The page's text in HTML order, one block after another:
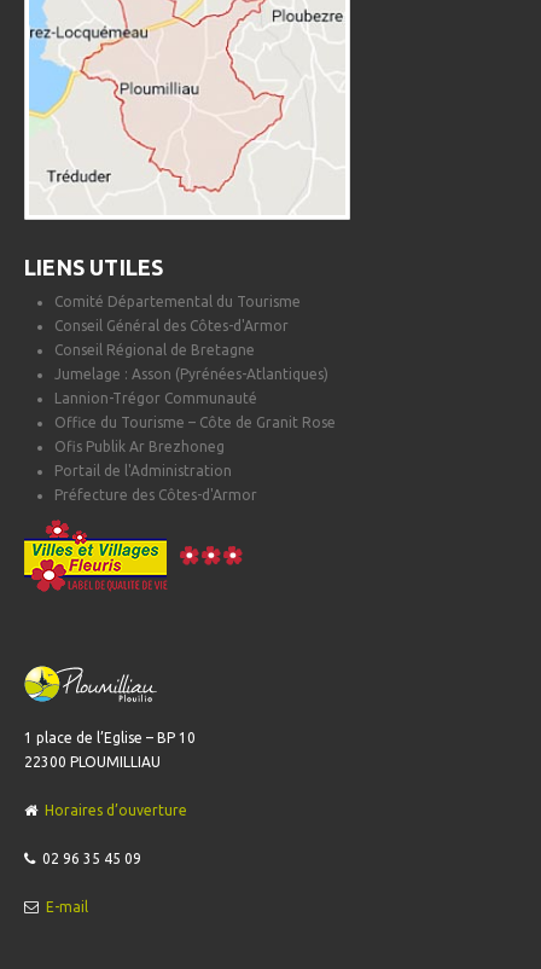
LIENS UTILES
Comité Départemental du Tourisme
Conseil Général des Côtes-d'Armor
Conseil Régional de Bretagne
Jumelage : Asson (Pyrénées-Atlantiques)
Lannion-Trégor Communauté
Office du Tourisme – Côte de Granit Rose
Ofis Publik Ar Brezhoneg
Portail de l'Administration
Préfecture des Côtes-d'Armor
1 place de l’Eglise – BP 10
22300 PLOUMILLIAU
Horaires d’ouverture
02 96 35 45 09
E-mail